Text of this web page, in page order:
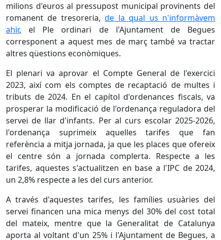
milions d'euros al pressupost municipal provinents del
romanent de tresoreria,de la qual us n'informàvem
ahir, el Ple ordinari de l'Ajuntament de Begues
corresponent a aquest mes de març també va tractar
altres qüestions econòmiques.
El plenari va aprovar el Compte General de l'exercici
2023, així com els comptes de recaptació de multes i
tributs de 2024. En el capítol d'ordenances fiscals, va
prosperar la modificació de l'ordenança reguladora del
servei de llar d'infants. Per al curs escolar 2025-2026,
l'ordenança suprimeix aquelles tarifes que fan
referència a mitja jornada, ja que les places que ofereix
el centre són a jornada complerta. Respecte a les
tarifes, aquestes s'actualitzen en base a l'IPC de 2024,
un 2,8% respecte a les del curs anterior.
A través d'aquestes tarifes, les famílies usuàries del
servei financen una mica menys del 30% del cost total
del mateix, mentre que la Generalitat de Catalunya
aporta al voltant d'un 25% i l'Ajuntament de Begues, a